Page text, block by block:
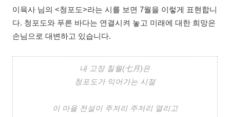
이육사 님의 <청포도>라는 시를 보면 7월을 이렇게 표현합니
다. 청포도와 푸른 바다는 연결시켜 놓고 미래에 대한 희망은
손님으로 대변하고 있습니다.
내 고장 칠월(七月)은
청포도가 익어가는 시절
이 마을 전설이 주저리 주저리 열리고